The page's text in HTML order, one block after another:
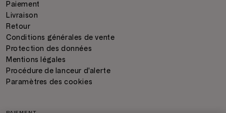
Paiement
Livraison
Retour
Conditions générales de vente
Protection des données
Mentions légales
Procédure de lanceur d'alerte
Paramètres des cookies